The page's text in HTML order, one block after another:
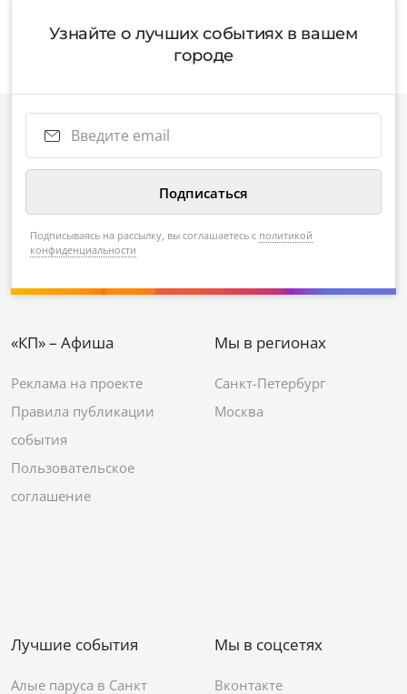
Узнайте о лучших событиях в вашем
городе
Подписываясь на рассылку, вы соглашаетесь с политикой
конфиденциальности
«КП» – Афиша
Реклама на проекте
Правила публикации
события
Пользовательское
соглашение
Мы в регионах
Санкт-Петербург
Москва
Лучшие события
Алые паруса в Санкт
Мы в соцсетях
Вконтакте